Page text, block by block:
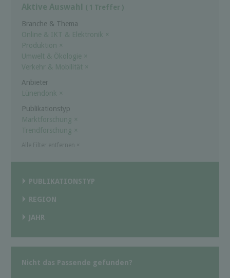
Aktive Auswahl ( 1 Treffer )
Branche & Thema
Online & IKT & Elektronik ×
Produktion ×
Umwelt & Ökologie ×
Verkehr & Mobilität ×
Anbieter
Lünendonk ×
Publikationstyp
Marktforschung ×
Trendforschung ×
PUBLIKATIONSTYP
REGION
JAHR
Nicht das Passende gefunden?